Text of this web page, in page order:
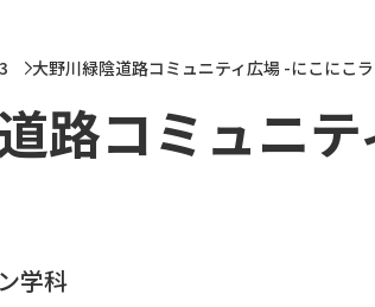
大野川緑陰道路コミュニティ広場 -にこにこ
路コミュニ
学科